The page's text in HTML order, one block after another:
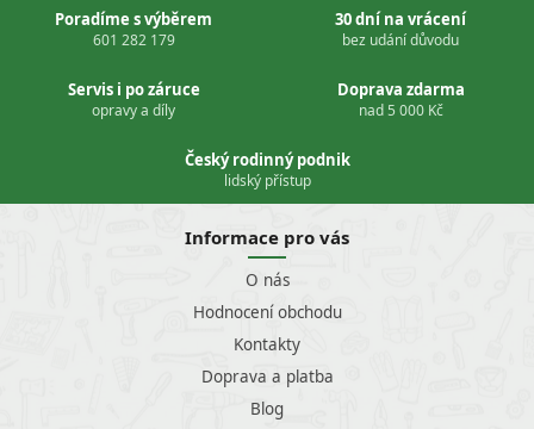
Poradíme s výběrem
601 282 179
30 dní na vrácení
bez udání důvodu
Servis i po záruce
opravy a díly
Doprava zdarma
nad 5 000 Kč
Český rodinný podnik
lidský přístup
Informace pro vás
O nás
Hodnocení obchodu
Kontakty
Doprava a platba
Blog